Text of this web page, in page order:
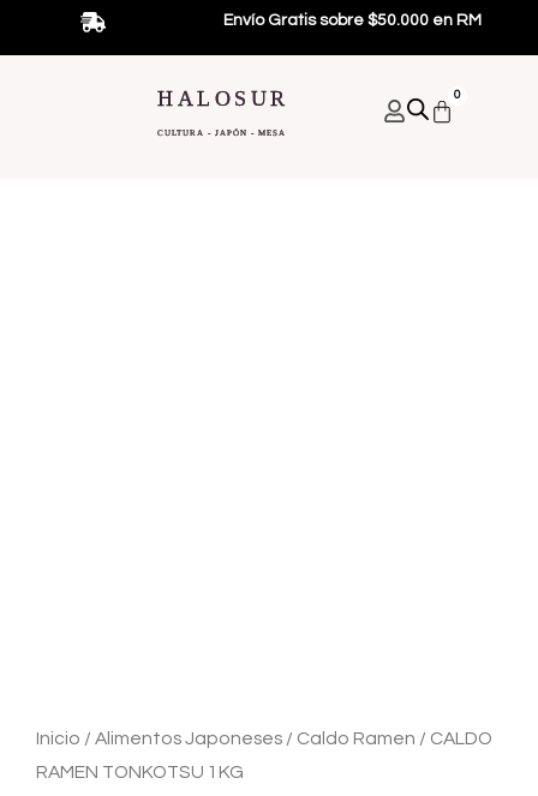
Envío Gratis sobre $50.000 en RM
HALOSUR
CULTURA - JAPÓN - MESA
0
Carrito
Inicio / Alimentos Japoneses / Caldo Ramen / CALDO
RAMEN TONKOTSU 1KG